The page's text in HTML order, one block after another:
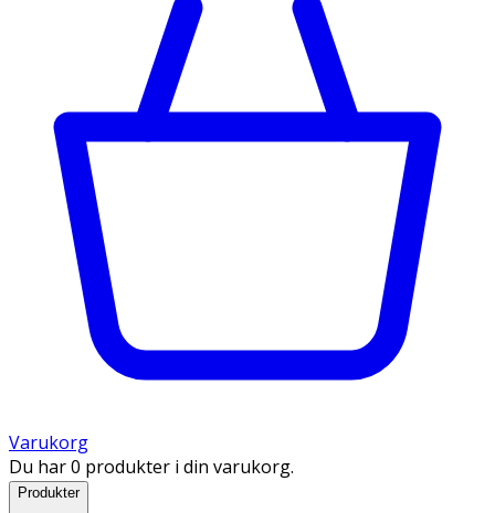
Varukorg
Du har 0 produkter i din varukorg.
Produkter